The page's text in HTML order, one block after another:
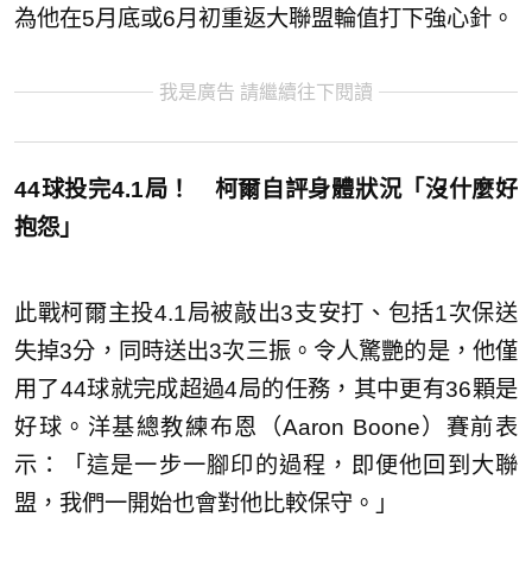
為他在5月底或6月初重返大聯盟輪值打下強心針。
我是廣告 請繼續往下閱讀
44球投完4.1局！ 柯爾自評身體狀況「沒什麼好
抱怨」
此戰柯爾主投4.1局被敲出3支安打、包括1次保送
失掉3分，同時送出3次三振。令人驚艷的是，他僅
用了44球就完成超過4局的任務，其中更有36顆是
好球。洋基總教練布恩（Aaron Boone）賽前表
示：「這是一步一腳印的過程，即便他回到大聯
盟，我們一開始也會對他比較保守。」